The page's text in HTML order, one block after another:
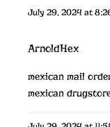
July 29, 2024 at
ArnoldHex
mexican mail
mexican